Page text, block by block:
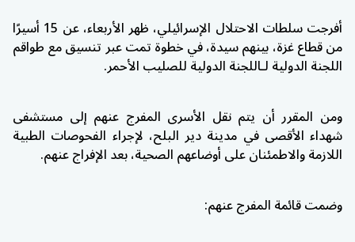
أفرجت سلطات الاحتلال الإسرائيلي، ظهر الأربعاء، عن 15 أسيرًا
من قطاع غزة، بينهم سيدة، في خطوة تمت عبر تنسيق مع طواقم
اللجنة الدولية لـاللجنة الدولية للصليب الأحمر.
ومن المقرر أن يتم نقل الأسرى المفرج عنهم إلى مستشفى
شهداء الأقصى في مدينة دير البلح، لإجراء الفحوصات الطبية
اللازمة والاطمئنان على أوضاعهم الصحية، بعد الإفراج عنهم.
وضمت قائمة المفرج عنهم: